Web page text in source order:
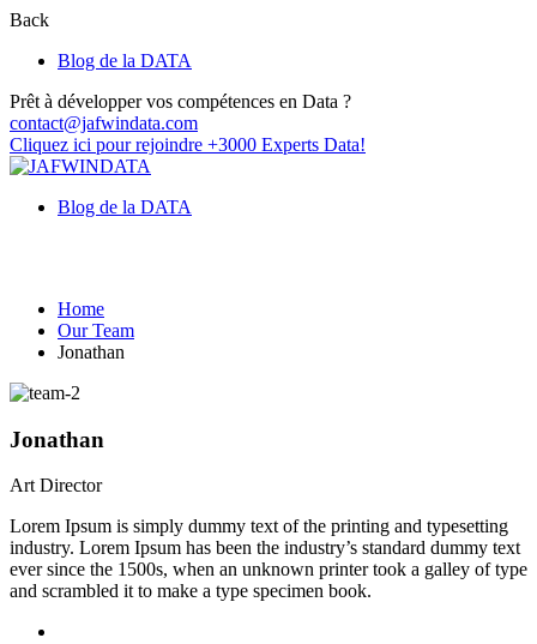
Back
Blog de la DATA
Prêt à développer vos compétences en Data ?
contact@jafwindata.com
Cliquez ici pour rejoindre +3000 Experts Data!
Blog de la DATA
Home
Our Team
Jonathan
Jonathan
Art Director
Lorem Ipsum is simply dummy text of the printing and typesetting
industry. Lorem Ipsum has been the industry’s standard dummy text
ever since the 1500s, when an unknown printer took a galley of type
and scrambled it to make a type specimen book.